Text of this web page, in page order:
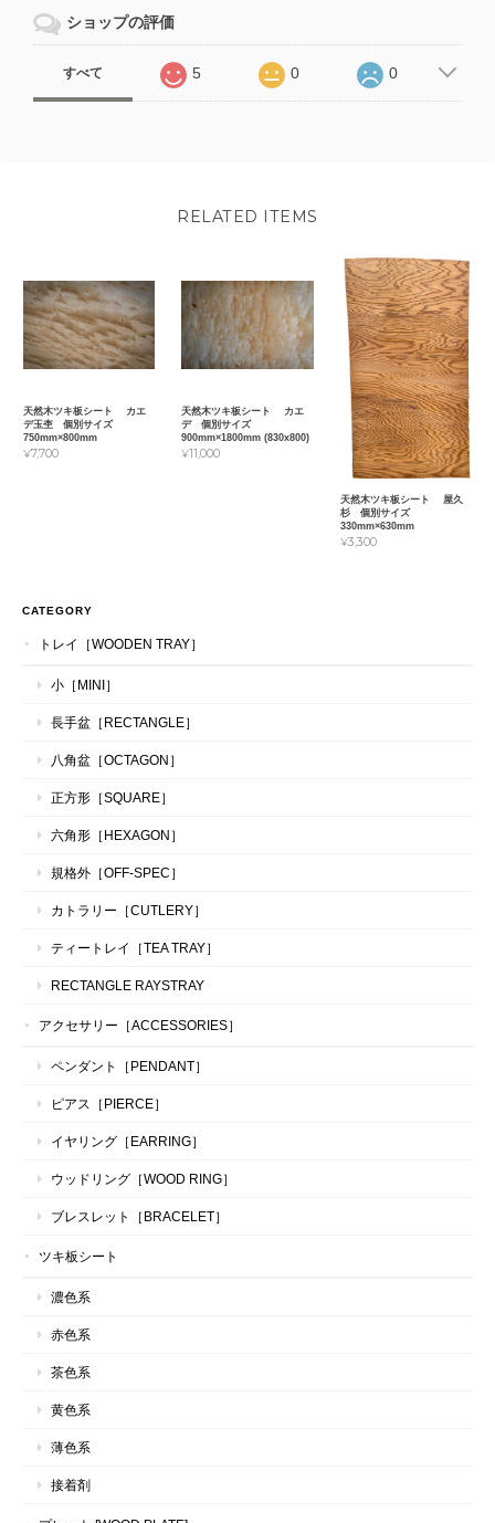
ショップの評価
すべて 5 0 0
RELATED ITEMS
天然木ツキ板シート カエ
デ玉杢 個別サイズ
750mm×800mm
¥7,700
天然木ツキ板シート カエ
デ 個別サイズ
900mm×1800mm (830x800)
¥11,000
天然木ツキ板シート 屋久
杉 個別サイズ
330mm×630mm
¥3,300
CATEGORY
トレイ［WOODEN TRAY］
小［MINI］
長手盆［RECTANGLE］
八角盆［OCTAGON］
正方形［SQUARE］
六角形［HEXAGON］
規格外［OFF-SPEC］
カトラリー［CUTLERY］
ティートレイ［TEA TRAY］
RECTANGLE RAYSTRAY
アクセサリー［ACCESSORIES］
ペンダント［PENDANT］
ピアス［PIERCE］
イヤリング［EARRING］
ウッドリング［WOOD RING］
ブレスレット［BRACELET］
ツキ板シート
濃色系
赤色系
茶色系
黄色系
薄色系
接着剤